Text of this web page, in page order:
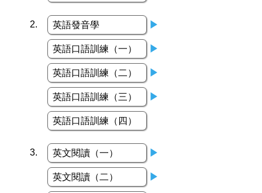
2. 英語發音學 ▶
英語口語訓練（一） ▶
英語口語訓練（二） ▶
英語口語訓練（三） ▶
英語口語訓練（四）
3. 英文閱讀（一） ▶
英文閱讀（二） ▶